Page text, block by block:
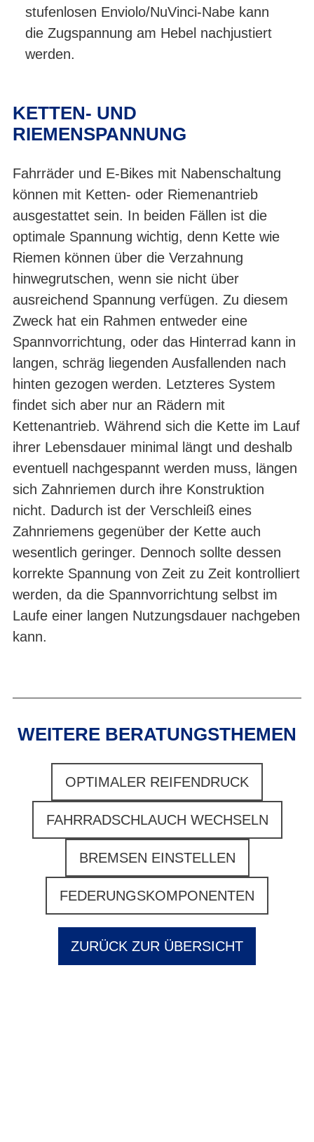
stufenlosen Enviolo/NuVinci-Nabe kann
die Zugspannung am Hebel nachjustiert
werden.
KETTEN- UND
RIEMENSPANNUNG
Fahrräder und E-Bikes mit Nabenschaltung
können mit Ketten- oder Riemenantrieb
ausgestattet sein. In beiden Fällen ist die
optimale Spannung wichtig, denn Kette wie
Riemen können über die Verzahnung
hinwegrutschen, wenn sie nicht über
ausreichend Spannung verfügen. Zu diesem
Zweck hat ein Rahmen entweder eine
Spannvorrichtung, oder das Hinterrad kann in
langen, schräg liegenden Ausfallenden nach
hinten gezogen werden. Letzteres System
findet sich aber nur an Rädern mit
Kettenantrieb. Während sich die Kette im Lauf
ihrer Lebensdauer minimal längt und deshalb
eventuell nachgespannt werden muss, längen
sich Zahnriemen durch ihre Konstruktion
nicht. Dadurch ist der Verschleiß eines
Zahnriemens gegenüber der Kette auch
wesentlich geringer. Dennoch sollte dessen
korrekte Spannung von Zeit zu Zeit kontrolliert
werden, da die Spannvorrichtung selbst im
Laufe einer langen Nutzungsdauer nachgeben
kann.
WEITERE BERATUNGSTHEMEN
OPTIMALER REIFENDRUCK
FAHRRADSCHLAUCH WECHSELN
BREMSEN EINSTELLEN
FEDERUNGSKOMPONENTEN
ZURÜCK ZUR ÜBERSICHT